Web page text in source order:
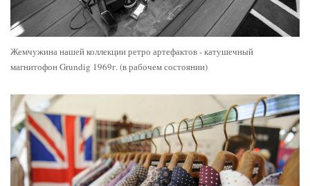
Жемчужина нашей коллекции ретро артефактов - катушечный
магнитофон Grundig 1969г. (в рабочем состоянии)